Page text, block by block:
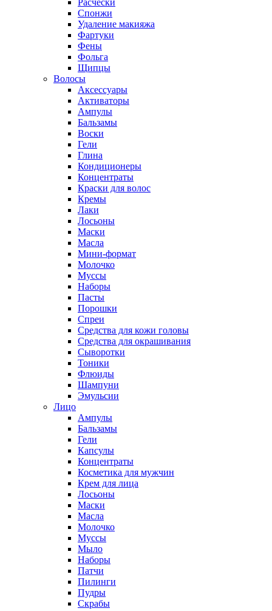
Расчески
Спонжи
Удаление макияжа
Фартуки
Фены
Фольга
Щипцы
Волосы
Аксессуары
Активаторы
Ампулы
Бальзамы
Воски
Гели
Глина
Кондиционеры
Концентраты
Краски для волос
Кремы
Лаки
Лосьоны
Маски
Масла
Мини-формат
Молочко
Муссы
Наборы
Пасты
Порошки
Спреи
Средства для кожи головы
Средства для окрашивания
Сыворотки
Тоники
Флюиды
Шампуни
Эмульсии
Лицо
Ампулы
Бальзамы
Гели
Капсулы
Концентраты
Косметика для мужчин
Крем для лица
Лосьоны
Маски
Масла
Молочко
Муссы
Мыло
Наборы
Патчи
Пилинги
Пудры
Скрабы